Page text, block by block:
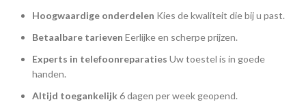
Hoogwaardige onderdelen Kies de kwaliteit die bij u past.
Betaalbare tarieven Eerlijke en scherpe prijzen.
Experts in telefoonreparaties Uw toestel is in goede
handen.
Altijd toegankelijk6 dagen per week geopend.